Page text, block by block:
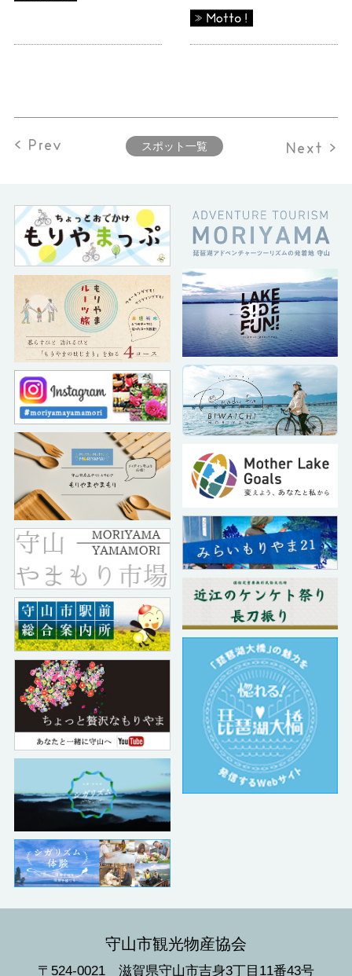
< Prev Next >
スポット一覧
守山市観光物産協会
〒524-0021 滋賀県守山市吉身3丁目11番43号